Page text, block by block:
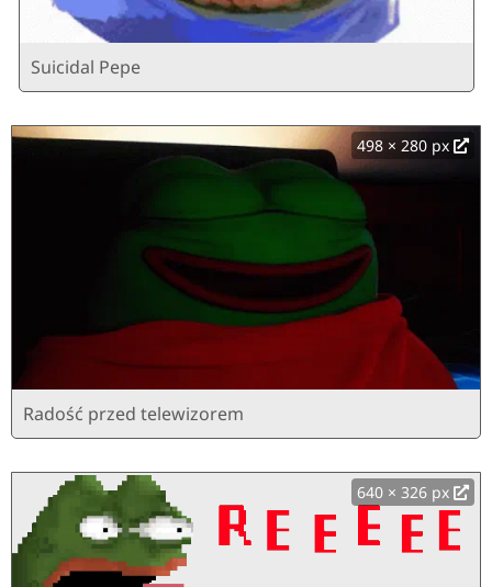
Suicidal Pepe
498 × 280 px
Radość przed telewizorem
640 × 326 px